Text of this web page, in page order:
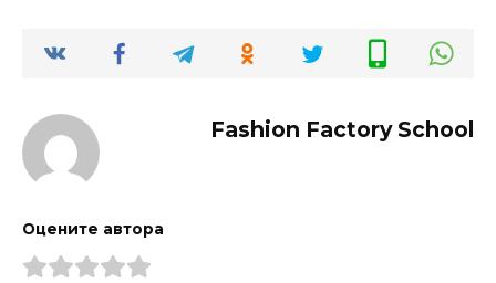
Fashion Factory School
Оцените автора